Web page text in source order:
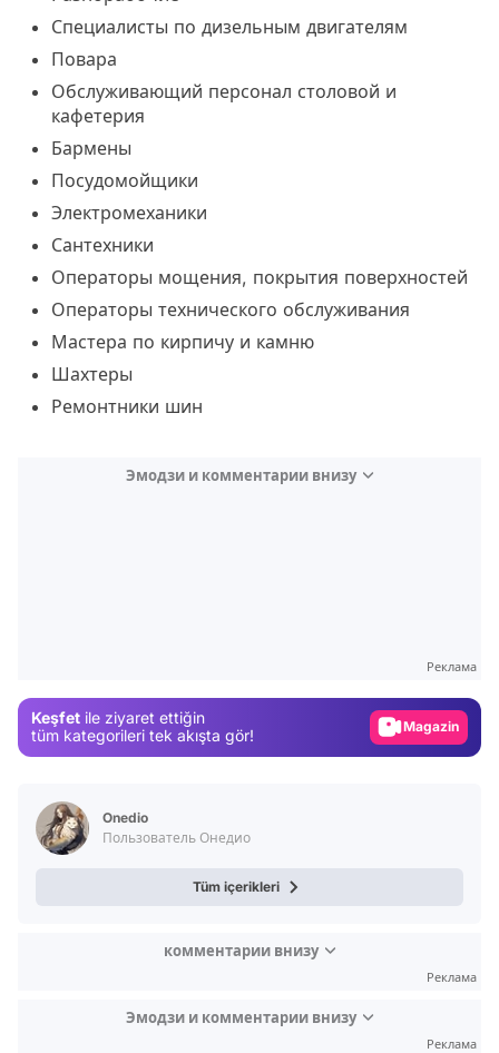
Специалисты по дизельным двигателям
Повара
Обслуживающий персонал столовой и
кафетерия
Бармены
Посудомойщики
Электромеханики
Сантехники
Операторы мощения, покрытия поверхностей
Операторы технического обслуживания
Мастера по кирпичу и камню
Шахтеры
Ремонтники шин
Эмодзи и комментарии внизу
Реклама
Keşfet ile ziyaret ettiğin
tüm kategorileri tek akışta gör!
Magazin
Onedio
Пользователь Онедио
Tüm içerikleri
комментарии внизу
Реклама
Эмодзи и комментарии внизу
Реклама